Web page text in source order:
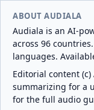
ABOUT AUDIALA
Audiala is an AI-
across 96
languages.
Editorial content
summarizing for a
for the full audio